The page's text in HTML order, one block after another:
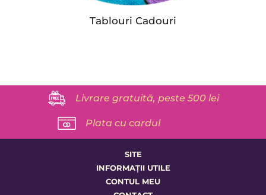
Tablouri Cadouri
Livrare gratuită, peste 500 lei
Plata cu cardul
SITE
INFORMAȚII UTILE
CONTUL MEU